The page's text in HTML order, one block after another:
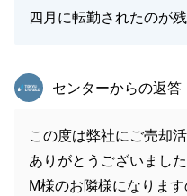
四月に転勤されたのが残
東急リバブル
センターからの返答
この度は弊社にご売却
ありがとうございました
M様のお隣様になりま